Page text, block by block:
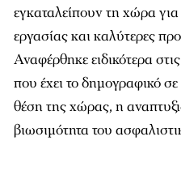
εγκαταλείπουν τη χώρα για
εργασίας και καλύτερες
Αναφέρθηκε ειδικότερα
που έχει το δημογραφικό
θέση της χώρας, η
βιωσιμότητα του